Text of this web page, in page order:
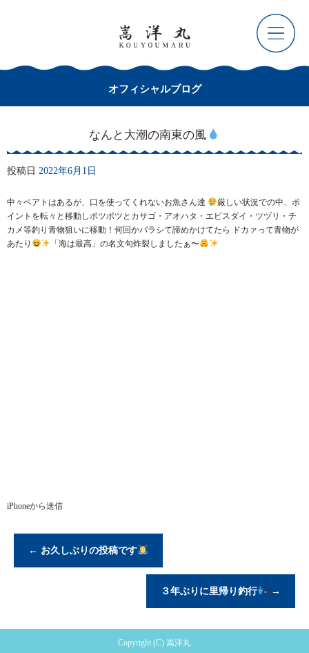
オフィシャルブログ
なんと大潮の南東の風
投稿日 2022年6月1日
中々ベアトはあるが、口を使ってくれないお魚さん達
厳しい状況での中、ポ
イントを転々と移動しポツポツとカサゴ・アオハタ・エビスダイ・ツヅリ・チ
カメ等釣り青物狙いに移動！何回かバラシて諦めかけてたら ドカァって青物が
あたり
「海は最高」の名文句炸裂しましたぁ〜
iPhoneから送信
← お久しぶりの投稿です
３年ぶりに里帰り釣行 →
Copyright (C) 嵩洋丸